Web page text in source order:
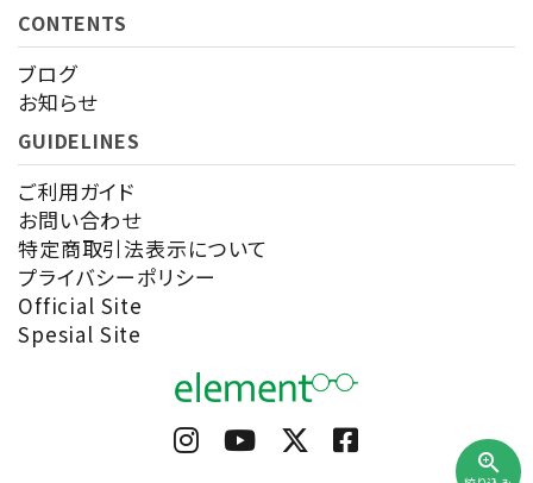
zoom_in
CONTENTS
ブログ
お知らせ
GUIDELINES
ご利用ガイド
お問い合わせ
特定商取引法表示について
プライバシーポリシー
Official Site
Spesial Site